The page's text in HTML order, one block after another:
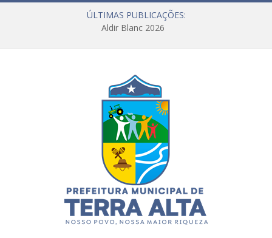
ÚLTIMAS PUBLICAÇÕES:
Aldir Blanc 2026